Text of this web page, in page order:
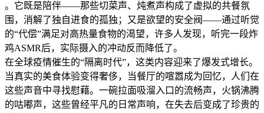
。它既是陪伴——那些切菜声、炖煮声构成了虚拟的共餐氛
围，消解了独自进食的孤独；又是欲望的安全阀——通过听觉
的“代偿”满足对高热量食物的渴望，许多人发现，听完一段炸
鸡ASMR后，实际摄入的冲动反而降低了。
在全球疫情催生的“隔离时代”，这类内容迎来了爆发式增长。
当真实的美食体验变得奢侈，当餐厅的喧嚣成为回忆，人们在
这些声音中寻找慰藉。一碗拉面吸溜入口的流畅声，火锅沸腾
的咕嘟声，这些曾经平凡的日常声响，在失去后变成了珍贵的